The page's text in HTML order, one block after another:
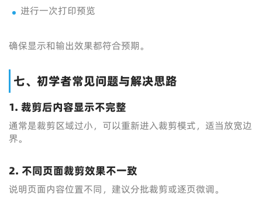
进行一次打印预览
确保显示和输出效果都符合预期。
七、初学者常见问题与解决思路
1. 裁剪后内容显示不完整
通常是裁剪区域过小，可以重新进入裁剪模式，适当放宽边
界。
2. 不同页面裁剪效果不一致
说明页面内容位置不同，建议分批裁剪或逐页微调。